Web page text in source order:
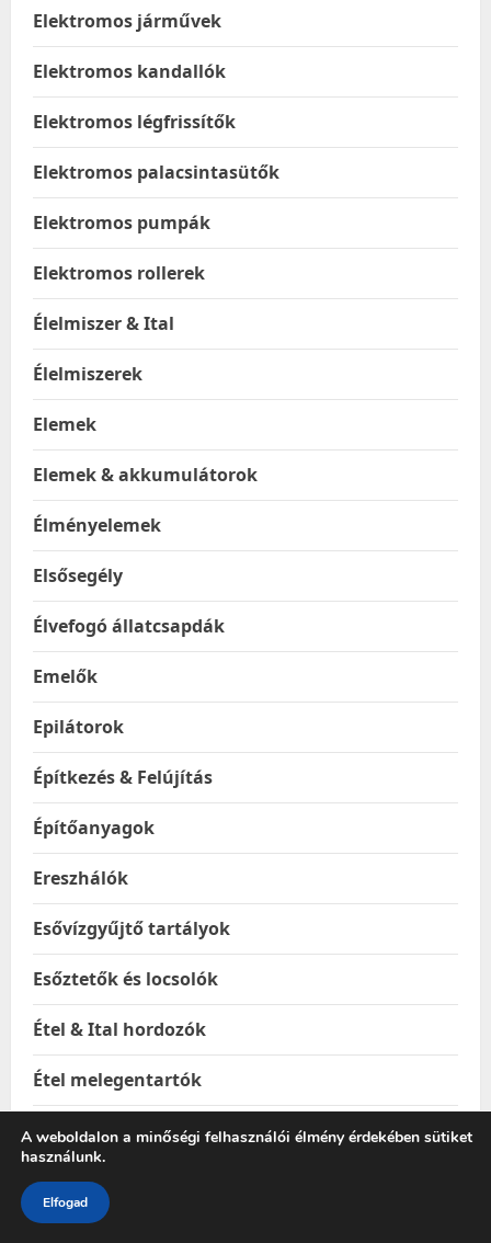
Elektromos járművek
Elektromos kandallók
Elektromos légfrissítők
Elektromos palacsintasütők
Elektromos pumpák
Elektromos rollerek
Élelmiszer & Ital
Élelmiszerek
Elemek
Elemek & akkumulátorok
Élményelemek
Elsősegély
Élvefogó állatcsapdák
Emelők
Epilátorok
Építkezés & Felújítás
Építőanyagok
Ereszhálók
Esővízgyűjtő tartályok
Esőztetők és locsolók
Étel & Ital hordozók
Étel melegentartók
Étel-és italtárolók
Ételhordók
Ételtakaró búrák
A weboldalon a minőségi felhasználói élmény érdekében sütiket
használunk.
Elfogad